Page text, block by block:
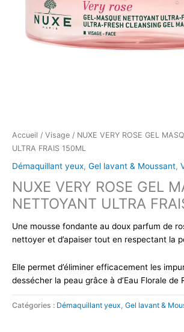
Accueil / Visage / NUXE VERY ROSE GEL
ULTRA FRAIS 150ML
Démaquillant yeux, Gel lavant & Moussant,
NUXE VERY ROSE GEL
NETTOYANT ULTRA
Une mousse fondante au doux parfum de
nettoyer et d’apaiser tout en respectant la
Elle permet d’éliminer efficacement les
dessécher la peau grâce à d’Eau Florale de
Catégories : Démaquillant yeux, Gel lavant &